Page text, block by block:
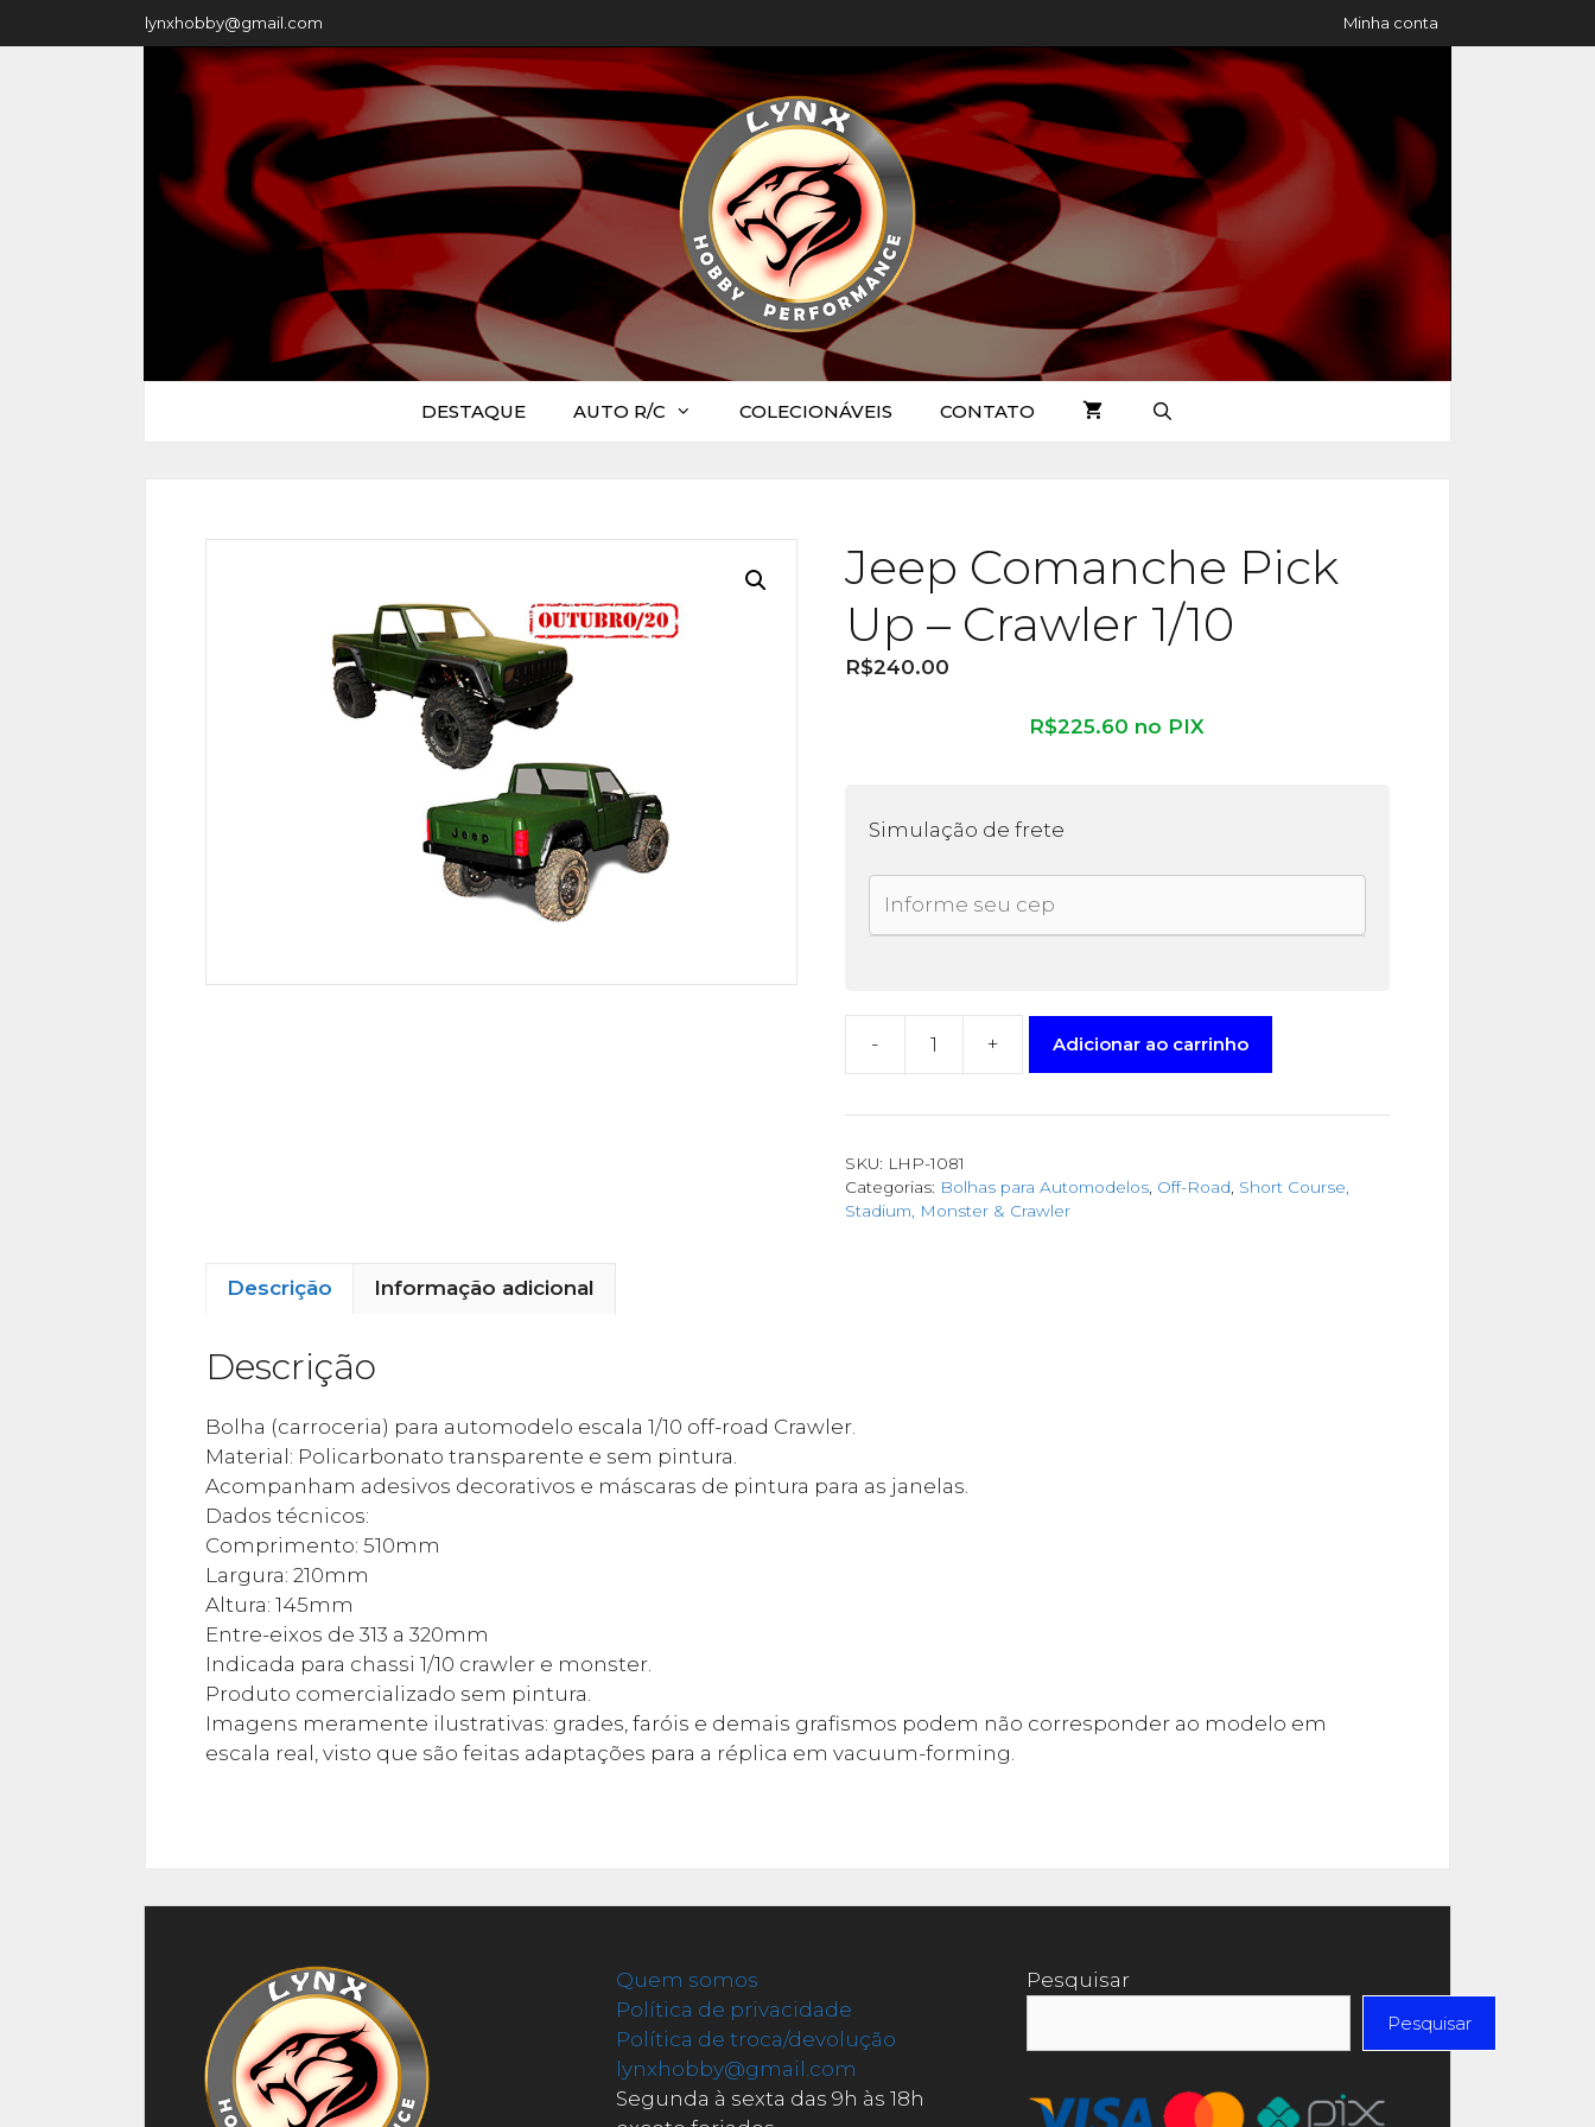
Minha conta
lynxhobby@gmail.com
DESTAQUE AUTO R/C COLECIONÁVEIS CONTATO
Jeep Comanche Pick
Up – Crawler 1/10
R$240.00
R$225.60 no PIX
Simulação de frete
- + Adicionar ao carrinho
SKU: LHP-1081
Categorias: Bolhas para Automodelos, Off-Road Short Course,
Stadium, Monster & Crawler
Descrição Informação adicional
Descrição
Bolha (carroceria) para automodelo escala 1/10 off-road Crawler.
Material: Policarbonato transparente e sem pintura.
Acompanham adesivos decorativos e máscaras de pintura para as janelas.
Dados técnicos:
Comprimento: 510mm
Largura: 210mm
Altura: 145mm
Entre-eixos de 313 a 320mm
Indicada para chassi 1/10 crawler e monster.
Produto comercializado sem pintura.
Imagens meramente ilustrativas: grades, faróis e demais grafismos podem não corresponder ao modelo em
escala real, visto que são feitas adaptações para a réplica em vacuum-forming.
Quem somos
Política de privacidade
Política de troca/devolução
lynxhobby@gmail.com
Segunda à sexta das 9h às 18h
Pesquisar
Pesquisar